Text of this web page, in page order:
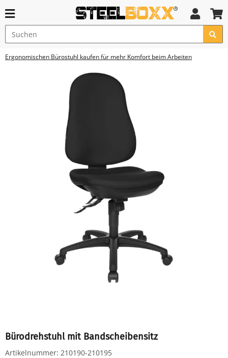
Ergonomischen Bürostuhl kaufen für mehr Komfort beim Arbeiten
Bürodrehstuhl mit Bandscheibensitz
Artikelnummer: 210190-210195